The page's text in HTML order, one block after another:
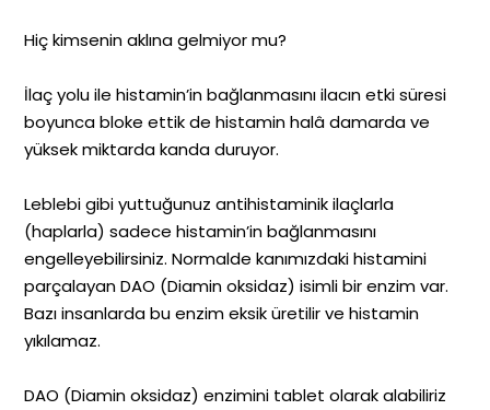
Hiç kimsenin aklına gelmiyor mu?
İlaç yolu ile histamin’in bağlanmasını ilacın etki süresi
boyunca bloke ettik de histamin halâ damarda ve
yüksek miktarda kanda duruyor.
Leblebi gibi yuttuğunuz antihistaminik ilaçlarla
(haplarla) sadece histamin’in bağlanmasını
engelleyebilirsiniz. Normalde kanımızdaki histamini
parçalayan DAO (Diamin oksidaz) isimli bir enzim var.
Bazı insanlarda bu enzim eksik üretilir ve histamin
yıkılamaz.
DAO (Diamin oksidaz) enzimini tablet olarak alabiliriz